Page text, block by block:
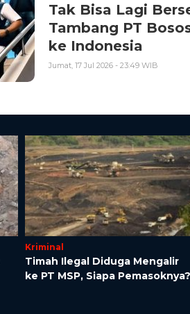
Tak Bisa Lagi
Tambang PT
ke Indonesia
Jumat, 17 Jul 2026 - 23:49 WIB
Kriminal
Timah Ilegal Diduga Mengalir
ke PT MSP, Siapa Pemasoknya?